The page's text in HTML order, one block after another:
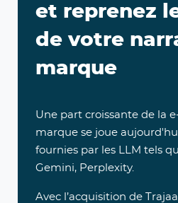
et reprenez
de votre
marque
Une part croissante de la
marque se joue
fournies par les LLM tels
Gemini, Perplexity.
Avec l’acquisition de